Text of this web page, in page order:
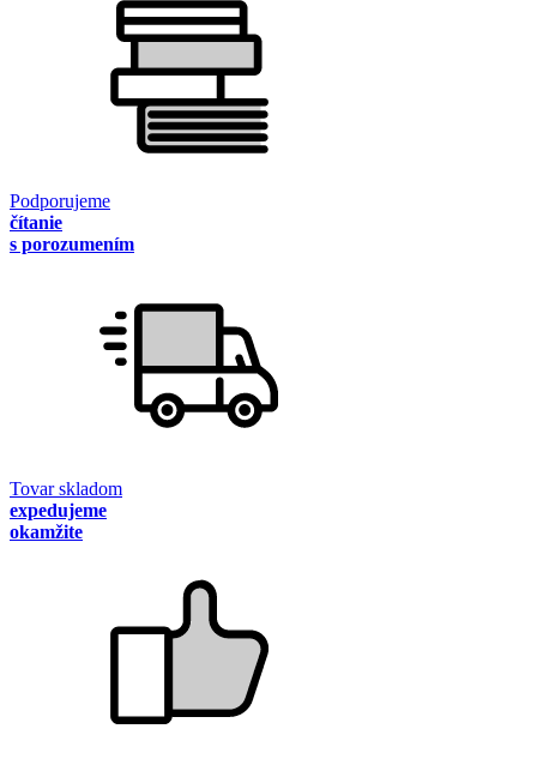
Podporujeme
čítanie
s porozumením
Tovar skladom
expedujeme
okamžite